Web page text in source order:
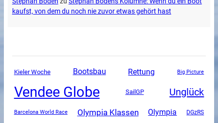
kaufst, von dem du noch nie zuvor etwas gehört hast
Kieler Woche Bootsbau Rettung Big Picture
Vendee Globe SailGP Unglück
Barcelona World Race Olympia Klassen Olympia DGzRS